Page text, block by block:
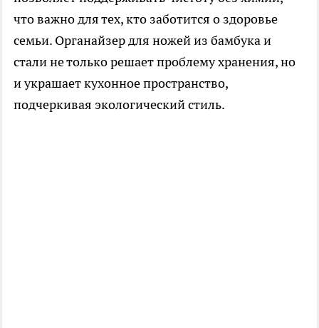
что важно для тех, кто заботится о здоровье
семьи. Органайзер для ножей из бамбука и
стали не только решает проблему хранения, но
и украшает кухонное пространство,
подчеркивая экологический стиль.